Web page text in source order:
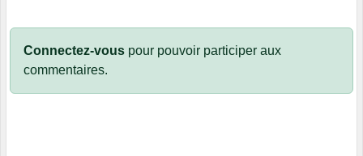
Connectez-vous pour pouvoir participer aux
commentaires.